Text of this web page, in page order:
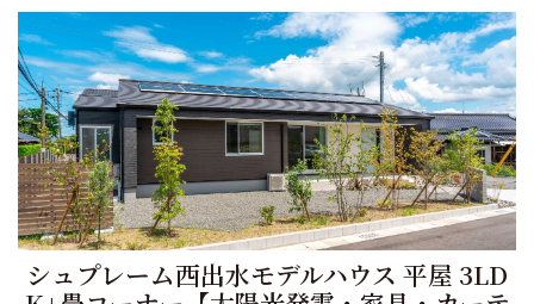
シュプレーム西出水モデルハウス 平屋 3LD